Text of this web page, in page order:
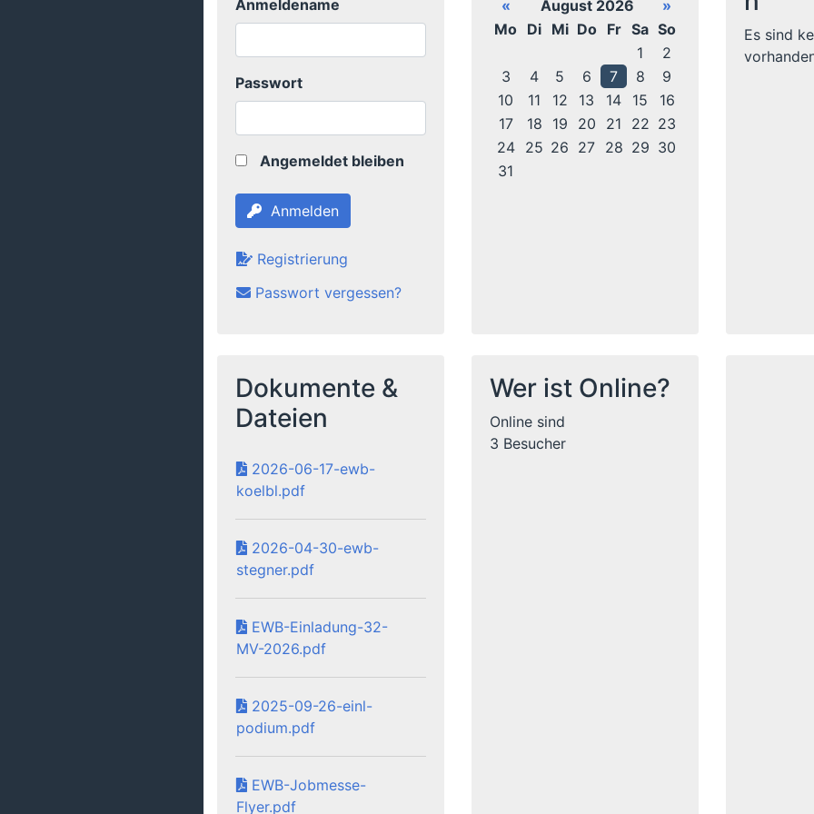
Anmeldename
Passwort
Angemeldet bleiben
Anmelden
Registrierung
Passwort vergessen?
« August 2026
»
Mo Di Mi Do Fr Sa So
1
2
3
4 5 6 7 8
9
10
11 12 13 14 15
16
17
18 19 20 21 22 23
24
25 26 27 28 29 30
31
Es sind
Dokumente &
Dateien
2026-06-17-ewb-
koelbl.pdf
2026-04-30-ewb-
stegner.pdf
EWB-Einladung-32-
MV-2026.pdf
2025-09-26-einl-
podium.pdf
EWB-Jobmesse-
Flyer.pdf
Wer ist Online?
Online sind
3 Besucher